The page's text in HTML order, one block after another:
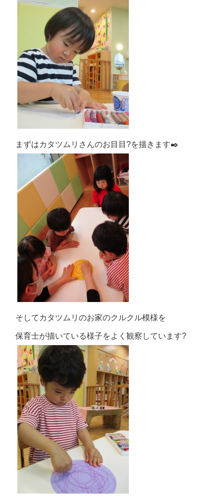
まずはカタツムリさんのお目目?を描きます✒️
そしてカタツムリのお家のクルクル模様を
保育士が描いている様子をよく観察しています?